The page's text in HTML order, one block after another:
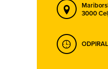
3000